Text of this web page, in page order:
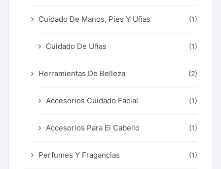
Cuidado De Manos, Pies Y Uñas (1)
Cuidado De Uñas (1)
Herramientas De Belleza (2)
Accesorios Cuidado Facial (1)
Accesorios Para El Cabello (1)
Perfumes Y Fragancias (1)